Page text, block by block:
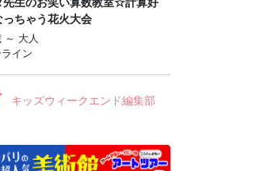
っちゃう花火大会
～ 大人
イン
キッズウィークエンド編集部